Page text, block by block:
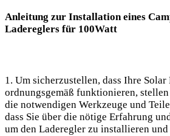
Anleitung zur ⁣Installation eines
Ladereglers für 100Watt
1. Um sicherzustellen, ⁢dass Ihre Solar
ordnungsgemäß funktionieren, stellen
die notwendigen Werkzeuge und
dass Sie über die nötige Erfahrung
um den Laderegler zu installieren